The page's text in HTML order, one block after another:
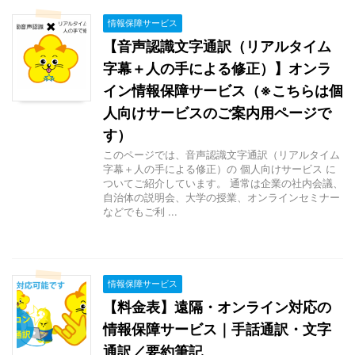
情報保障サービス
【音声認識文字通訳（リアルタイム
字幕＋人の手による修正）】オンラ
イン情報保障サービス（※こちらは個
人向けサービスのご案内用ページで
す）
このページでは、音声認識文字通訳（リアルタイム
字幕＋人の手による修正）の 個人向けサービス に
ついてご紹介しています。 通常は企業の社内会議、
自治体の説明会、大学の授業、オンラインセミナー
などでもご利 ...
情報保障サービス
【料金表】遠隔・オンライン対応の
情報保障サービス｜手話通訳・文字
通訳／要約筆記